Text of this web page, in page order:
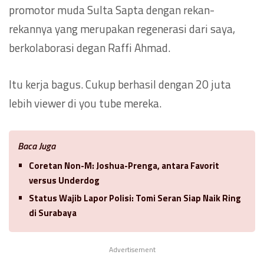
promotor muda Sulta Sapta dengan rekan-
rekannya yang merupakan regenerasi dari saya,
berkolaborasi degan Raffi Ahmad.
Itu kerja bagus. Cukup berhasil dengan 20 juta
lebih viewer di you tube mereka.
Baca Juga
Coretan Non-M: Joshua-Prenga, antara Favorit
versus Underdog
Status Wajib Lapor Polisi: Tomi Seran Siap Naik Ring
di Surabaya
Advertisement